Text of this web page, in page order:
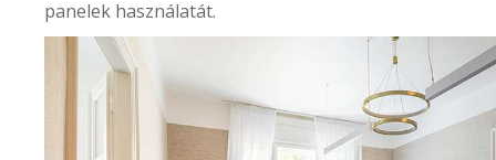
panelek használatát.